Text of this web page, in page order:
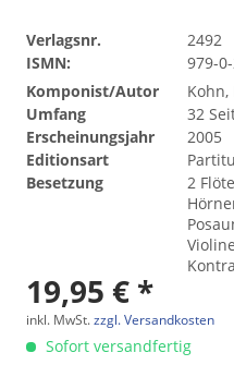
Verlagsnr.
2492
ISMN:
979-
Komponist/Autor
Umfang
32
Erscheinungsjahr
2005
Editionsart
Besetzung
2
19,95 € *
inkl. MwSt.zzgl. Versandkosten
Sofort versandfertig